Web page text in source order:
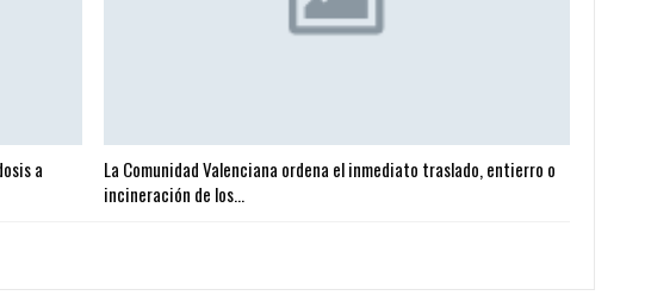
a
La Comunidad Valenciana ordena el inmediato traslado, entierro o
incineración de los…